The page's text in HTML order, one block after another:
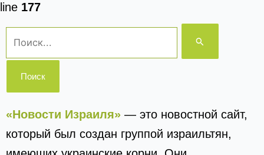
line 177
Поиск:
«Новости Израиля» — это новостной сайт,
который был создан группой израильтян,